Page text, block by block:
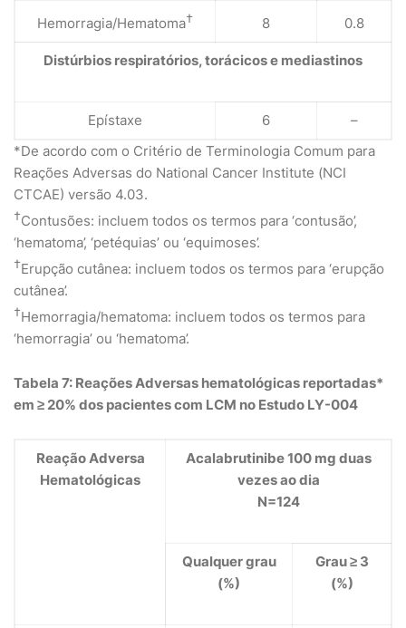
Hemorragia/Hematoma† 8 0.8
Distúrbios respiratórios, torácicos e mediastinos
Epístaxe 6
–
*De acordo com o Critério de Terminologia Comum para
Reações Adversas do National Cancer Institute (NCI
CTCAE) versão 4.03.
†Contusões: incluem todos os termos para ‘contusão’,
‘hematoma’, ‘petéquias’ ou ‘equimoses’.
†Erupção cutânea: incluem todos os termos para ‘erupção
cutânea’.
†Hemorragia/hematoma: incluem todos os termos para
‘hemorragia’ ou ‘hematoma’.
Tabela 7: Reações Adversas hematológicas reportadas*
em ≥ 20% dos pacientes com LCM no Estudo LY-004
Reação Adversa
Hematológicas
Acalabrutinibe 100 mg duas
vezes ao dia
N=124
Qualquer grau
(%)
Grau ≥ 3
(%)